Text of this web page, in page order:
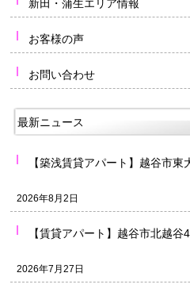
新田・蒲生エリア情報
お客様の声
お問い合わせ
最新ニュース
【築浅賃貸アパート】越谷市
2026年8月2日
【賃貸アパート】越谷市北越
2026年7月27日